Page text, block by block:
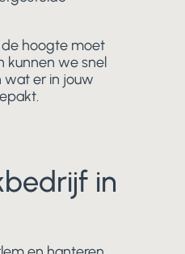
de hoogte moet
kunnen we snel
wat er in jouw
in